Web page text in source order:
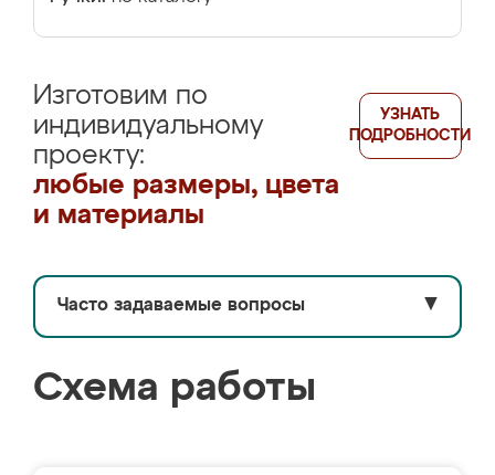
Изготовим по
индивидуальному
проекту:
любые размеры, цвета
и материалы
УЗНАТЬ
ПОДРОБНОСТИ
Часто задаваемые вопросы ▼
Схема работы